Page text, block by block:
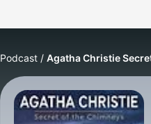
Podcast Agatha Christie